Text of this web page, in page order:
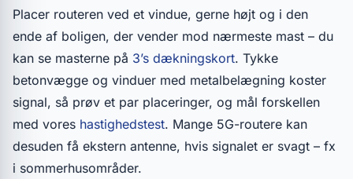
Placer routeren ved et vindue, gerne højt og i den
ende af boligen, der vender mod nærmeste mast – du
kan se masterne på 3’s dækningskort. Tykke
betonvægge og vinduer med metalbelægning koster
signal, så prøv et par placeringer, og mål forskellen
med vores hastighedstest. Mange 5G-routere kan
desuden få ekstern antenne, hvis signalet er svagt – fx
i sommerhusområder.